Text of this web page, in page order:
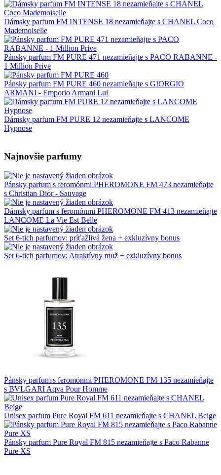
Dámsky parfum FM INTENSE 18 nezamieňajte s CHANEL Coco
Mademoiselle
Pánsky parfum FM PURE 471 nezamieňajte s PACO RABANNE -
1 Million Prive
Pánsky parfum FM PURE 460 nezamieňajte s GIORGIO
ARMANI - Emporio Armani Lui
Dámsky parfum FM PURE 12 nezamieňajte s LANCOME
Hypnose
Najnovšie parfumy
Pánsky parfum s feromónmi PHEROMONE FM 473 nezamieňajte
s Christian Dior - Sauvage
Dámsky parfum s feromónmi PHEROMONE FM 413 nezamieňajte
LANCOME La Vie Est Belle
Set 6-tich parfumov: príťažlivá žena + exkluzívny bonus
Set 6-tich parfumov: Atraktívny muž + exkluzívny bonus
Pánsky parfum s feromónmi PHEROMONE FM 135 nezamieňajte
s BVLGARI Aqva Pour Homme
Unisex parfum Pure Royal FM 611 nezamieňajte s CHANEL Beige
Pánsky parfum Pure Royal FM 815 nezamieňajte s Paco Rabanne
Pure XS